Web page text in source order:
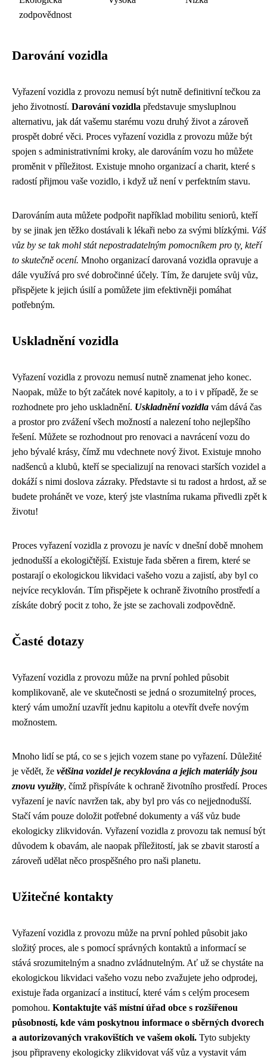
zodpovědnost
Darování vozidla
Vyřazení vozidla z provozu nemusí být nutně definitivní tečkou za
jeho životností. Darování vozidla představuje smysluplnou
alternativu, jak dát vašemu starému vozu druhý život a zároveň
prospět dobré věci. Proces vyřazení vozidla z provozu může být
spojen s administrativními kroky, ale darováním vozu ho můžete
proměnit v příležitost. Existuje mnoho organizací a charit, které s
radostí přijmou vaše vozidlo, i když už není v perfektním stavu.
Darováním auta můžete podpořit například mobilitu seniorů, kteří
by se jinak jen těžko dostávali k lékaři nebo za svými blízkými. Váš
vůz by se tak mohl stát nepostradatelným pomocníkem pro ty, kteří
to skutečně ocení. Mnoho organizací darovaná vozidla opravuje a
dále využívá pro své dobročinné účely. Tím, že darujete svůj vůz,
přispějete k jejich úsilí a pomůžete jim efektivněji pomáhat
potřebným.
Uskladnění vozidla
Vyřazení vozidla z provozu nemusí nutně znamenat jeho konec.
Naopak, může to být začátek nové kapitoly, a to i v případě, že se
rozhodnete pro jeho uskladnění. Uskladnění vozidla vám dává čas
a prostor pro zvážení všech možností a nalezení toho nejlepšího
řešení. Můžete se rozhodnout pro renovaci a navrácení vozu do
jeho bývalé krásy, čímž mu vdechnete nový život. Existuje mnoho
nadšenců a klubů, kteří se specializují na renovaci starších vozidel a
dokáží s nimi doslova zázraky. Představte si tu radost a hrdost, až se
budete prohánět ve voze, který jste vlastníma rukama přivedli zpět k
životu!
Proces vyřazení vozidla z provozu je navíc v dnešní době mnohem
jednodušší a ekologičtější. Existuje řada sběren a firem, které se
postarají o ekologickou likvidaci vašeho vozu a zajistí, aby byl co
nejvíce recyklován. Tím přispějete k ochraně životního prostředí a
získáte dobrý pocit z toho, že jste se zachovali zodpovědně.
Časté dotazy
Vyřazení vozidla z provozu může na první pohled působit
komplikovaně, ale ve skutečnosti se jedná o srozumitelný proces,
který vám umožní uzavřít jednu kapitolu a otevřít dveře novým
možnostem.
Mnoho lidí se ptá, co se s jejich vozem stane po vyřazení. Důležité
je vědět, že většina vozidel je recyklována a jejich materiály jsou
znovu využity, čímž přispíváte k ochraně životního prostředí. Proces
vyřazení je navíc navržen tak, aby byl pro vás co nejjednodušší.
Stačí vám pouze doložit potřebné dokumenty a váš vůz bude
ekologicky zlikvidován. Vyřazení vozidla z provozu tak nemusí být
důvodem k obavám, ale naopak příležitostí, jak se zbavit starostí a
zároveň udělat něco prospěšného pro naši planetu.
Užitečné kontakty
Vyřazení vozidla z provozu může na první pohled působit jako
složitý proces, ale s pomocí správných kontaktů a informací se
stává srozumitelným a snadno zvládnutelným. Ať už se chystáte na
ekologickou likvidaci vašeho vozu nebo zvažujete jeho odprodej,
existuje řada organizací a institucí, které vám s celým procesem
pomohou. Kontaktujte váš místní úřad obce s rozšířenou
působností, kde vám poskytnou informace o sběrných dvorech
a autorizovaných vrakovištích ve vašem okolí. Tyto subjekty
jsou připraveny ekologicky zlikvidovat váš vůz a vystavit vám